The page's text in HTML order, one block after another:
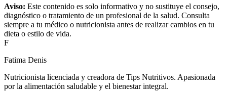
Aviso: Este contenido es solo informativo y no sustituye el consejo,
diagnóstico o tratamiento de un profesional de la salud. Consulta
siempre a tu médico o nutricionista antes de realizar cambios en tu
dieta o estilo de vida.
F
Fatima Denis
Nutricionista licenciada y creadora de Tips Nutritivos. Apasionada
por la alimentación saludable y el bienestar integral.